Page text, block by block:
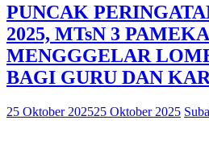
PUNCAK
2025, MTsN 3
MENGGGELAR
BAGI GURU DAN
25 Oktober 202525 Oktober 2025